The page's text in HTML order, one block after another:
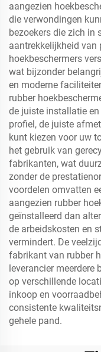
aangezien
die verwondingen
bezoekers die zich in
aantrekkelijkheid van
hoekbeschermers
wat bijzonder
en moderne
rubber
de juiste installatie
profiel, de juiste
kunt kiezen voor uw
het gebruik van
fabrikanten, wat
zonder de
voordelen omvatten
aangezien rubber
geïnstalleerd dan
de arbeidskosten en
vermindert. De
fabrikant van rubber
leverancier meerdere
op verschillende
inkoop en
consistente
gehele pand.